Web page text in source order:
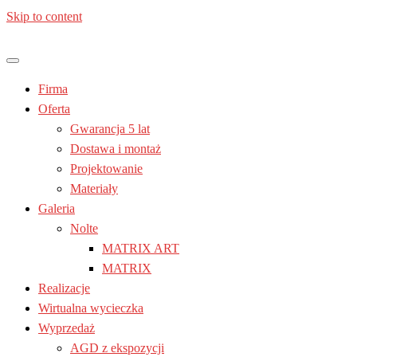
Skip to content
Meble kuchenne – Laura | Nolte |
Firma
Oferta
Gwarancja 5 lat
Dostawa i montaż
Projektowanie
Materiały
Galeria
Nolte
MATRIX ART
MATRIX
Realizacje
Wirtualna wycieczka
Wyprzedaż
AGD z ekspozycji